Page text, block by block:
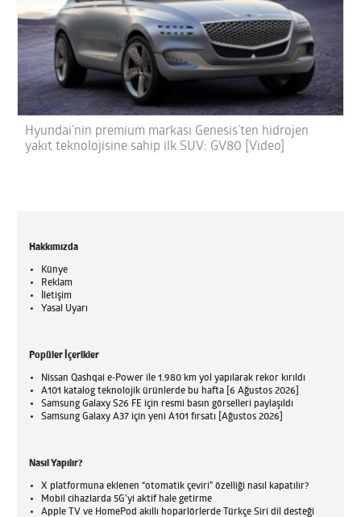
Hyundai’nin premium markası Genesis’ten hidrojen
yakıt teknolojisine sahip ilk SUV: GV80 [Video]
Hakkımızda
Künye
Reklam
İletişim
Yasal Uyarı
Popüler İçerikler
Nissan Qashqai e-Power ile 1.980 km yol yapılarak rekor kırıldı
A101 katalog teknolojik ürünlerde bu hafta [6 Ağustos 2026]
Samsung Galaxy S26 FE için resmi basın görselleri paylaşıldı
Samsung Galaxy A37 için yeni A101 fırsatı [Ağustos 2026]
Nasıl Yapılır?
X platformuna eklenen “otomatik çeviri” özelliği nasıl kapatılır?
Mobil cihazlarda 5G’yi aktif hale getirme
Apple TV ve HomePod akıllı hoparlörlerde Türkçe Siri dil desteği